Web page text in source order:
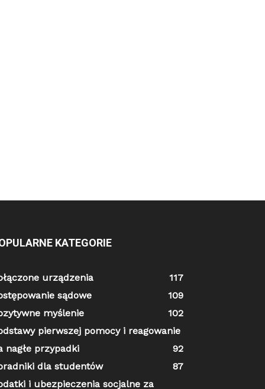
KATEGORIE
urządzenia
117
sądowe
109
myślenie
102
pierwszej pomocy i reagowanie
nagłe przypadki
92
dla studentów
87
i ubezpieczenia socjalne za